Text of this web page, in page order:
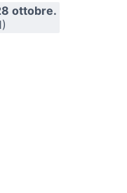
ottobre.